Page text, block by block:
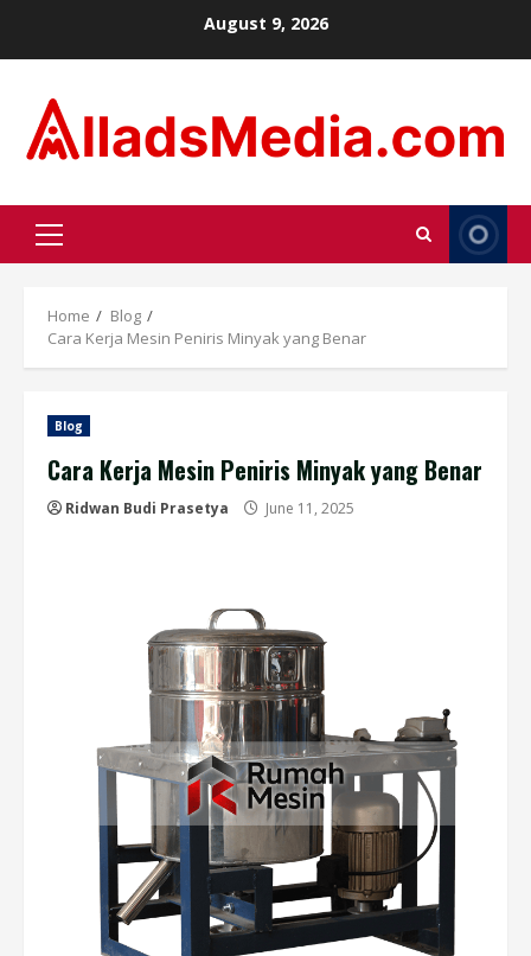
August 9, 2026
Primary
Menu
Home
Blog
Cara Kerja Mesin Peniris Minyak yang Benar
Blog
Cara Kerja Mesin Peniris Minyak yang Benar
Ridwan Budi Prasetya June 11, 2025